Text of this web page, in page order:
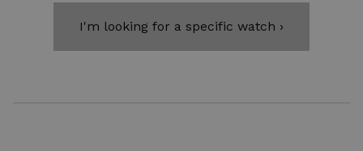
I'm looking for a specific watch ›